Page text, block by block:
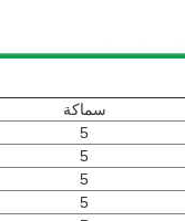
سماكة
5
5
5
5